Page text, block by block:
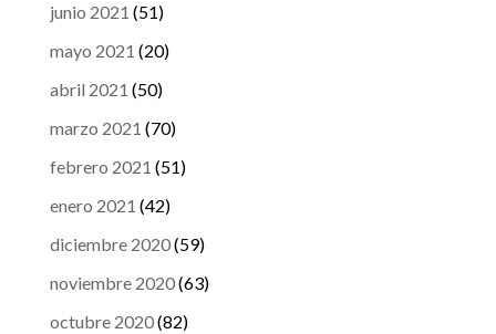
junio 2021 (51)
mayo 2021 (20)
abril 2021 (50)
marzo 2021 (70)
febrero 2021 (51)
enero 2021 (42)
diciembre 2020(59)
noviembre 2020(63)
octubre 2020(82)